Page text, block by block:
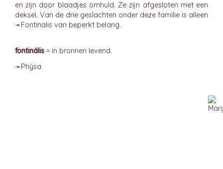
en zijn door blaadjes omhuld. Ze zijn afgesloten met een
deksel. Van de drie geslachten onder deze familie is alleen
➛Fontinalis van beperkt belang.
fontinális = in bronnen levend.
➛Phýsa